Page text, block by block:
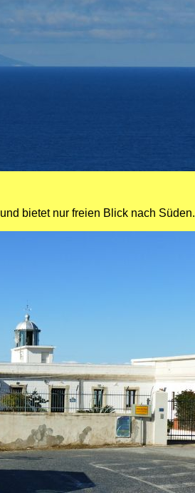
bietet nur freien Blick nach Süden.